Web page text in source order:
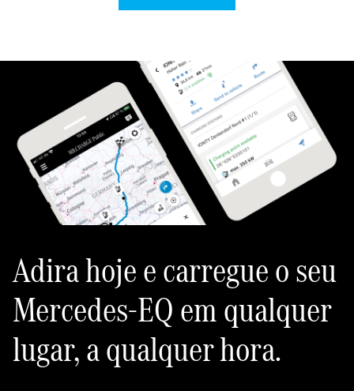
Adira hoje e carregue o seu
Mercedes-EQ em qualquer
lugar, a qualquer hora.